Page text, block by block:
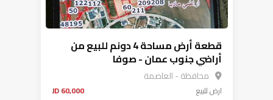
قطعة أرض مساحة 4 دونم للبيع من
أراضي جنوب عمان - صوفا
محافظة - العاصمة
ارضللبيع 60,000 JD